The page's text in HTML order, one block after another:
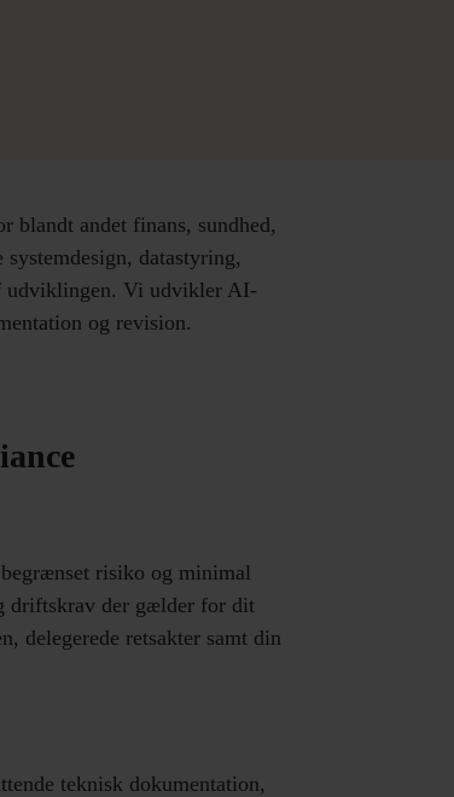
andet finans, sundhed,
datastyring,
udviklingen. Vi udvikler AI-
og revision.
risiko og minimal
driftskrav der gælder for dit
delegerede retsakter samt din
teknisk dokumentation,